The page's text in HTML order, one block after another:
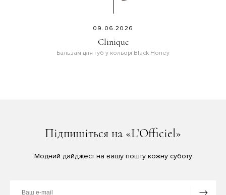
09.06.2026
Clinique
Бальзам для губ у кольорі Black Honey
Підпишіться на «L’Officiel»
Модний дайджест на вашу пошту кожну суботу